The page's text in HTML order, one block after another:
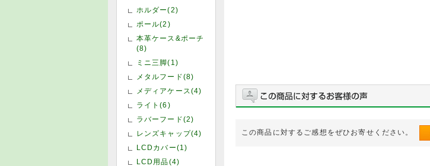
ホルダー(2)
ポール(2)
本革ケース&ポーチ
(8)
ミニ三脚(1)
メタルフード(8)
メディアケース(4)
ライト(6)
ラバーフード(2)
レンズキャップ(4)
LCDカバー(1)
LCD用品(4)
この商品に対するご感想をぜひお寄せください。